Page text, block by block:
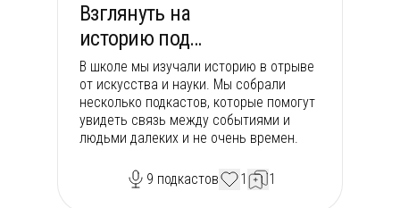
Взглянуть на
историю под
другим углом
В школе мы изучали историю в отрыве
от искусства и науки. Мы собрали
несколько подкастов, которые помогут
увидеть связь между событиями и
людьми далеких и не очень времен.
9 подкастов 1 1